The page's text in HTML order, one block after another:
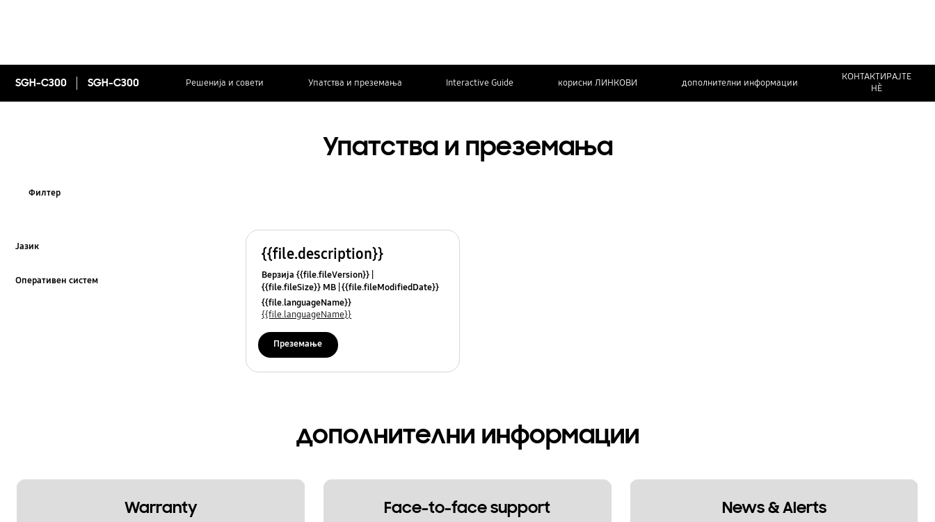
SGH-C300 SGH-C300 Решенија и совети Упатства и преземања Interactive Guide корисни ЛИНКОВИ дополнителни информации
КОНТАКТИРАЈТЕ
НЀ
Упатства и преземања
Филтер
Јазик
Оперативен систем
{{file.description}}
Верзија {{file.fileVersion}}
{{file.fileSize}} MB {{file.fileModifiedDate}}
{{file.osNames}}
{{file.languageName}}
{{file.languageName}}
Преземање
дополнителни информации
Warranty Face-to-face support News & Alerts